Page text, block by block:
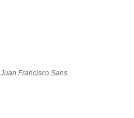
Juan Francisco Sans